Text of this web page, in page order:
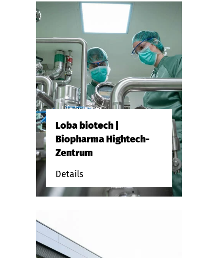
Life Sciences
Loba biotech |
Biopharma Hightech-
Zentrum
Details